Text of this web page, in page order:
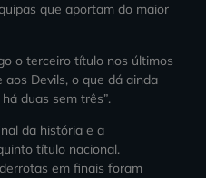
que aportam do maior
o terceiro título nos últimos
Devils, o que dá ainda
duas sem três”.
da história e a
título nacional.
em finais foram